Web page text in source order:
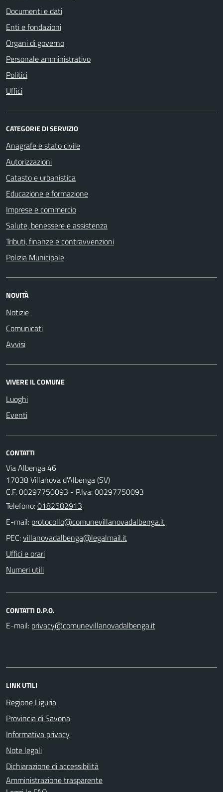
Documenti e dati
Enti e fondazioni
Organi di governo
Personale amministrativo
Politici
Uffici
CATEGORIE DI SERVIZIO
Anagrafe e stato civile
Autorizzazioni
Catasto e urbanistica
Educazione e formazione
Imprese e commercio
Salute, benessere e assistenza
Tributi, finanze e contravvenzioni
Polizia Municipale
NOVITÀ
Notizie
Comunicati
Avvisi
VIVERE IL COMUNE
Luoghi
Eventi
CONTATTI
Via Albenga 46
17038 Villanova d'Albenga (SV)
C.F. 00297750093 - P.Iva: 00297750093
Telefono:0182582913
E-mail:
PEC:
Uffici e orari
Numeri utili
CONTATTI D.P.O.
E-mail:
LINK UTILI
Regione Liguria
Provincia di Savona
Informativa privacy
Note legali
Dichiarazione di accessibilità
Amministrazione trasparente